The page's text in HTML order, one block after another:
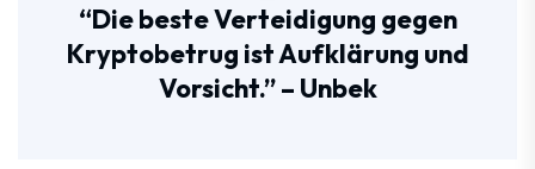
“Die beste Verteidigung gegen
Kryptobetrug ist Aufklärung und
Vorsicht.” – Unbek